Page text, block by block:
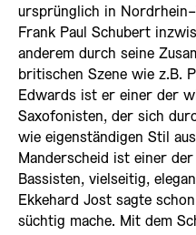
ursprünglich in
Frank Paul Schubert
anderem durch seine
britischen Szene wie z.B.
Edwards ist er einer der
Saxofonisten, der sich
wie eigenständigen Stil
Manderscheid ist einer
Bassisten, vielseitig,
Ekkehard Jost sagte
süchtig mache. Mit dem